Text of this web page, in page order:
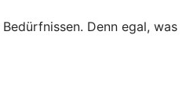
Denn egal, was